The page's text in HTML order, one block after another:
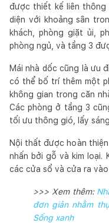
được thiết kế liên
diện với khoảng sân
khách, phòng giặt ủi,
phòng ngủ, và tầng 3
Mái nhà dốc cũng là ưu
có thể bố trí thêm một
không gian trong căn
Các phòng ở tầng 3
tối ưu thông gió, lấy
Nội thất được hoàn
nhấn bởi gỗ và kim loại.
các cửa sổ và cửa ra vào
>>> Xem thêm:
đơn giản nhằm
Sống xanh